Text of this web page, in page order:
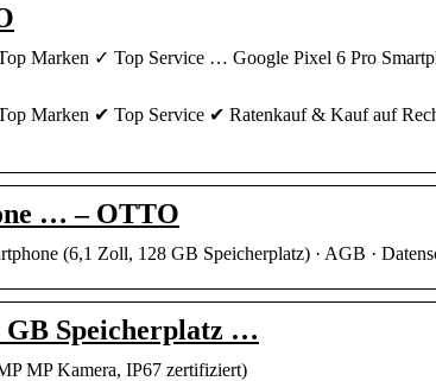
Marken ✓ Top Service … Google Pixel 6 Pro
Marken ✔ Top Service ✔ Ratenkauf & Kauf auf
… – OTTO
(6,1 Zoll, 128 GB Speicherplatz) · AGB ·
GB Speicherplatz …
MP Kamera, IP67 zertifiziert)